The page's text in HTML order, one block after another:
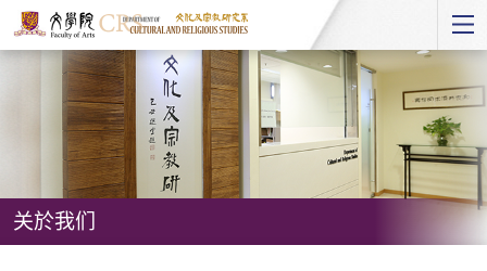
Start
关於我们